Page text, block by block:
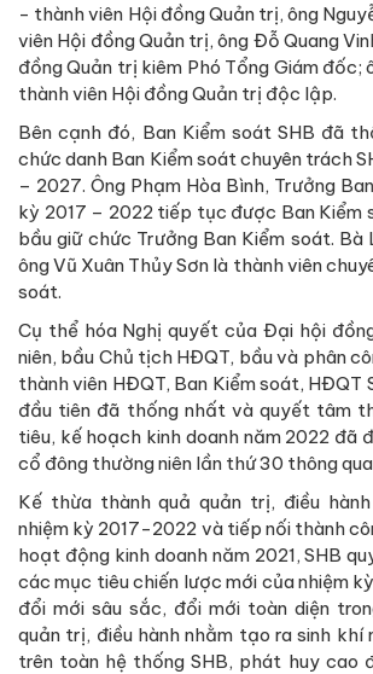
- thành viên Hội đồng Quản trị, ông
viên Hội đồng Quản trị, ông Đỗ Quang
đồng Quản trị kiêm Phó Tổng Giám đốc;
thành viên Hội đồng Quản trị độc lập.
Bên cạnh đó, Ban Kiểm soát SHB đã
chức danh Ban Kiểm soát chuyên trách
– 2027. Ông Phạm Hòa Bình, Trưởng
kỳ 2017 – 2022 tiếp tục được Ban Kiểm
bầu giữ chức Trưởng Ban Kiểm soát. Bà
ông Vũ Xuân Thủy Sơn là thành viên
soát.
Cụ thể hóa Nghị quyết của Đại hội
niên, bầu Chủ tịch HĐQT, bầu và phân
thành viên HĐQT, Ban Kiểm soát, HĐQT
đầu tiên đã thống nhất và quyết tâm
tiêu, kế hoạch kinh doanh năm 2022 đã
cổ đông thường niên lần thứ 30 thông
Kế thừa thành quả quản trị, điều
nhiệm kỳ 2017-2022 và tiếp nối thành
hoạt động kinh doanh năm 2021, SHB
các mục tiêu chiến lược mới của nhiệm
đổi mới sâu sắc, đổi mới toàn diện
quản trị, điều hành nhằm tạo ra sinh khí
trên toàn hệ thống SHB, phát huy cao